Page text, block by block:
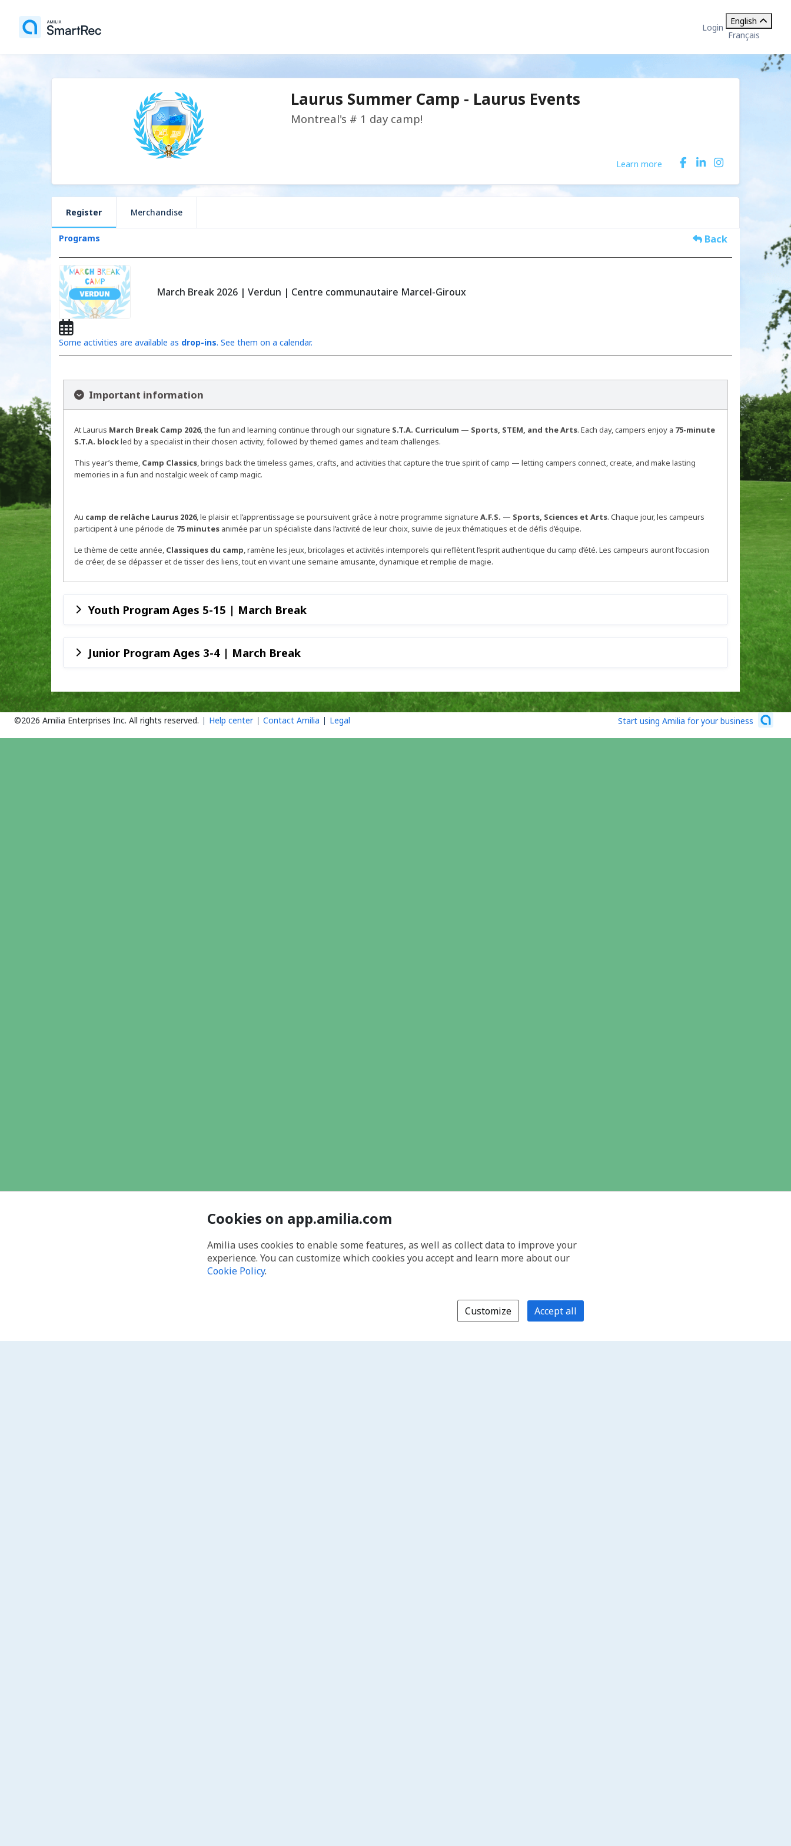
Login
English
Français
Laurus Summer Camp - Laurus Events
Montreal's # 1 day camp!
Learn more
Register Merchandise
Programs Back
March Break 2026 | Verdun | Centre communautaire Marcel-Giroux
Some activities are available as drop-ins. See them on a calendar.
Important information
At Laurus March Break Camp 2026, the fun and learning continue through our signature S.T.A. Curriculum — Sports, STEM, and the Arts. Each day, campers enjoy a 75-minute
S.T.A. blockled by a specialist in their chosen activity, followed by themed games and team challenges.
This year’s theme, Camp Classics, brings back the timeless games, crafts, and activities that capture the true spirit of camp — letting campers connect, create, and make lasting
memories in a fun and nostalgic week of camp magic.
Au camp de relâche Laurus 2026, le plaisir et l’apprentissage se poursuivent grâce à notre programme signature A.F.S. — Sports, Sciences et Arts. Chaque jour, les campeurs
participent à une période de 75 minutes animée par un spécialiste dans l’activité de leur choix, suivie de jeux thématiques et de défis d’équipe.
Le thème de cette année, Classiques du camp, ramène les jeux, bricolages et activités intemporels qui reflètent l’esprit authentique du camp d’été. Les campeurs auront l’occasion
de créer, de se dépasser et de tisser des liens, tout en vivant une semaine amusante, dynamique et remplie de magie.
Youth Program Ages 5-15 | March Break
Junior Program Ages 3-4 | March Break
©2026 Amilia Enterprises Inc. All rights reserved. Help center Contact Amilia Legal Start using Amilia for your business
Cookies on app.amilia.com
Amilia uses cookies to enable some features, as well as collect data to improve your
experience. You can customize which cookies you accept and learn more about our
Cookie Policy.
Customize Accept all